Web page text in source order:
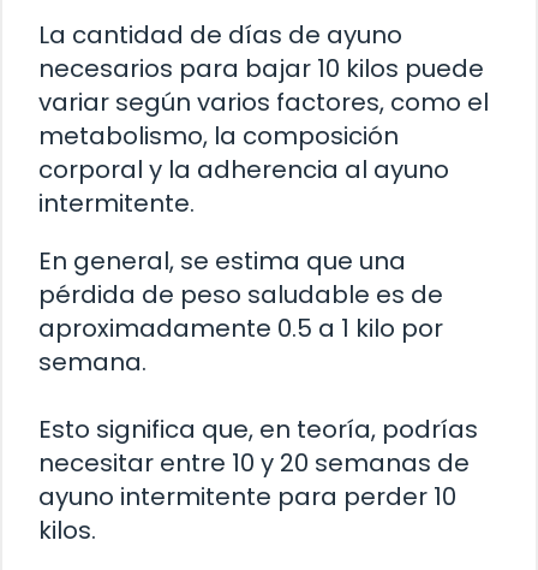
La cantidad de días de ayuno
necesarios para bajar 10 kilos puede
variar según varios factores, como el
metabolismo, la composición
corporal y la adherencia al ayuno
intermitente.
En general, se estima que una
pérdida de peso saludable es de
aproximadamente 0.5 a 1 kilo por
semana.
Esto significa que, en teoría, podrías
necesitar entre 10 y 20 semanas de
ayuno intermitente para perder 10
kilos.